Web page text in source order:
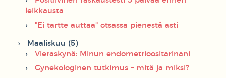
leikkausta
"Ei tartte auttaa" otsassa pienestä asti
Maaliskuu (5)
Vieraskynä: Minun endometrioositarinani
Gynekologinen tutkimus – mitä ja miksi?